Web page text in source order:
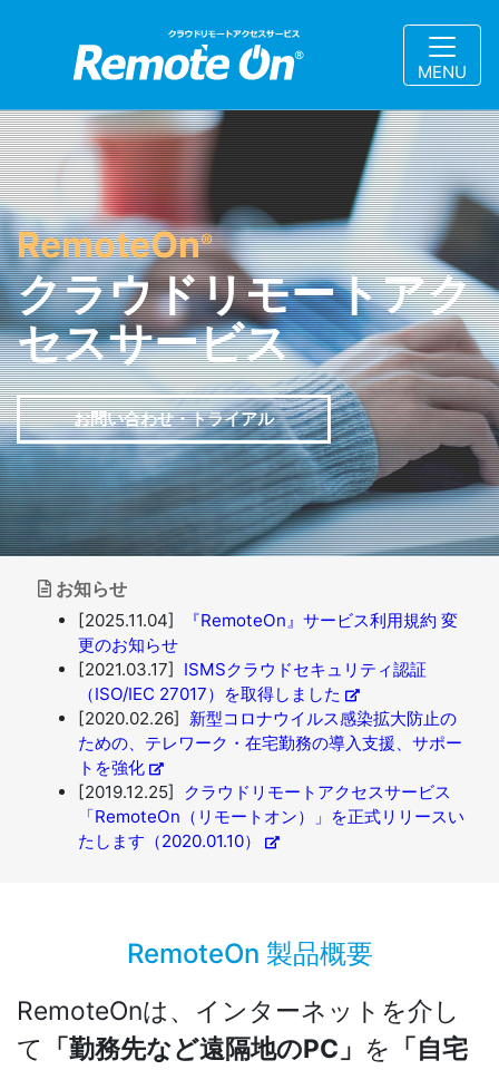
MENU
RemoteOn®
クラウドリモートアク
セスサービス
お問い合わせ・トライアル
お知らせ
[2025.11.04]
『RemoteOn』サービス利用規約 変
更のお知らせ
[2021.03.17] ISMSクラウドセキュリティ認証
（ISO/IEC 27017）を取得しました
[2020.02.26] 新型コロナウイルス感染拡大防止の
ための、テレワーク・在宅勤務の導入支援、サポー
トを強化
[2019.12.25] クラウドリモートアクセスサービス
「RemoteOn（リモートオン）」を正式リリースい
たします（2020.01.10）
RemoteOn 製品概要
RemoteOnは、インターネットを介し
て
「勤務先など遠隔地のPC」 を 「自宅